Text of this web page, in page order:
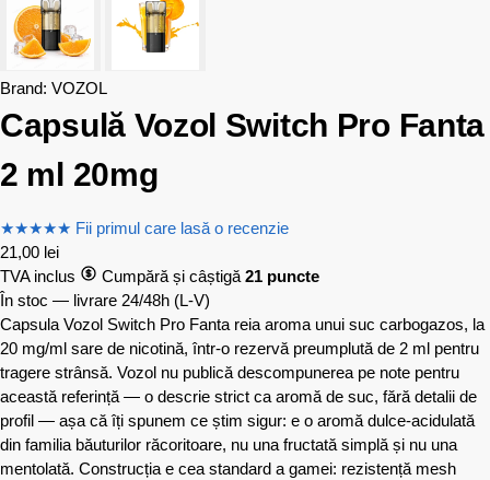
Brand: VOZOL
Capsulă Vozol Switch Pro Fanta
2 ml 20mg
★★★★★ Fii primul care lasă o recenzie
21,00 lei
TVA inclus
Cumpără și câștigă 21 puncte
În stoc — livrare 24/48h (L-V)
Capsula Vozol Switch Pro Fanta reia aroma unui suc carbogazos, la
20 mg/ml sare de nicotină, într-o rezervă preumplută de 2 ml pentru
tragere strânsă. Vozol nu publică descompunerea pe note pentru
această referință — o descrie strict ca aromă de suc, fără detalii de
profil — așa că îți spunem ce știm sigur: e o aromă dulce-acidulată
din familia băuturilor răcoritoare, nu una fructată simplă și nu una
mentolată. Construcția e cea standard a gamei: rezistență mesh